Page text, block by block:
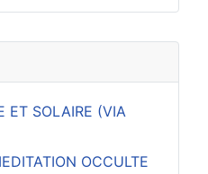
ET SOLAIRE (VIA
OCCULTE